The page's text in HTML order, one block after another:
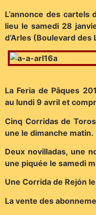
L’annonce des cartels
lieu le samedi 28
d’Arles (Boulevard des
La Feria de Pâques
au lundi 9 avril et
Cinq Corridas de
une le dimanche matin.
Deux novilladas, une
une piquée le samedi
Une Corrida de Rejón
La vente des